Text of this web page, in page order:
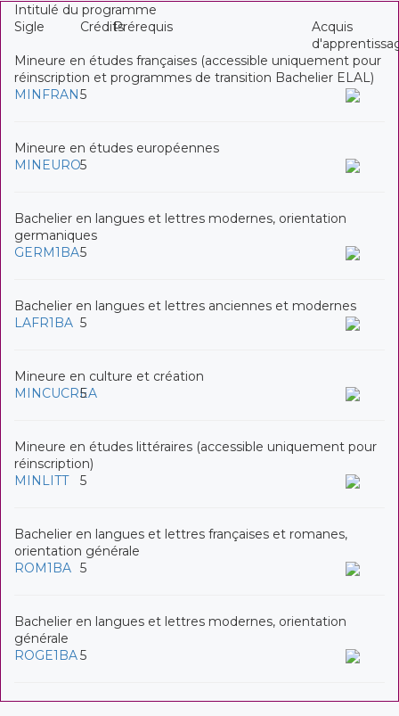
Intitulé du programme
Sigle
CréditsPrérequis
Acquis
Mineure en études françaises (accessible uniquement pour
réinscription et programmes de transition Bachelier ELAL)
MINFRAN5
Mineure en études européennes
MINEURO5
Bachelier en langues et lettres modernes, orientation
germaniques
GERM1BA5
Bachelier en langues et lettres anciennes et modernes
LAFR1BA 5
Mineure en culture et création
MINCUCREA
5
Mineure en études littéraires (accessible uniquement pour
réinscription)
MINLITT
5
Bachelier en langues et lettres françaises et romanes,
orientation générale
ROM1BA 5
Bachelier en langues et lettres modernes, orientation
générale
ROGE1BA5